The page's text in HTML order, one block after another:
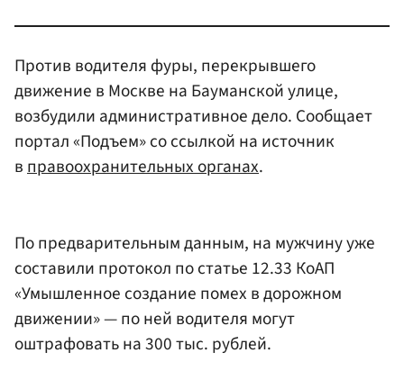
Против водителя фуры, перекрывшего
движение в Москве на Бауманской улице,
возбудили административное дело. Сообщает
портал «Подъем» со ссылкой на источник
вправоохранительных органах.
По предварительным данным, на мужчину уже
составили протокол по статье 12.33 КоАП
«Умышленное создание помех в дорожном
движении» — по ней водителя могут
оштрафовать на 300 тыс. рублей.